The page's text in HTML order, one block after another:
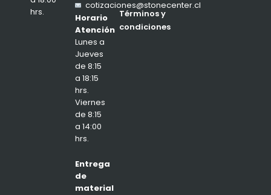
hrs.
cotizaciones@stonecenter.cl
Horario
Atención
Lunes a
Jueves
de 8:15
a 18:15
hrs.
Viernes
de 8:15
a 14:00
hrs.
Entrega
de
material
Términos y
condiciones